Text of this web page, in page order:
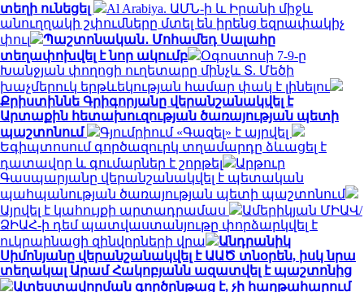
տեղի ունեցել
Al Arabiya. ԱՄՆ-ի և Իրանի միջև
անուղղակի շփումները մտել են իրենց եզրափակիչ
փուլ
Պաշտոնական․ Մոհամեդ Սալահը
տեղափոխվել է նոր ակումբ
Օգոստոսի 7-9-ը
Խանջյան փողոցի ուղետարը մինչև Տ. Մեծի
խաչմերուկ երթևեկության համար փակ է լինելու
Քրիստիննե Գրիգորյանը վերանշանակվել է
Արտաքին հետախուզության ծառայության պետի
պաշտոնում
Գյումրիում «Գազել» է այրվել
Եգիպտոսում գործազուրկ տղամարդը ձևացել է
դատավոր և գումարներ է շորթել
Արթուր
Գասպարյանը վերանշանակվել է պետական
պահպանության ծառայության պետի պաշտոնում
Այրվել է կահույքի արտադրամաս
Ամերիկյան ՄԻԱՎ/
ՁԻԱՀ-ի դեմ պատվաստանյութը փորձարկվել է
ուկրաինացի զինվորների վրա
Անդրանիկ
Սիմոնյանը վերանշանակվել է ԱԱԾ տնօրեն, իսկ նրա
տեղակալ Արամ Հակոբյանն ազատվել է պաշտոնից
Ատեստավորման գործընթաց է, չի հաղթահարում